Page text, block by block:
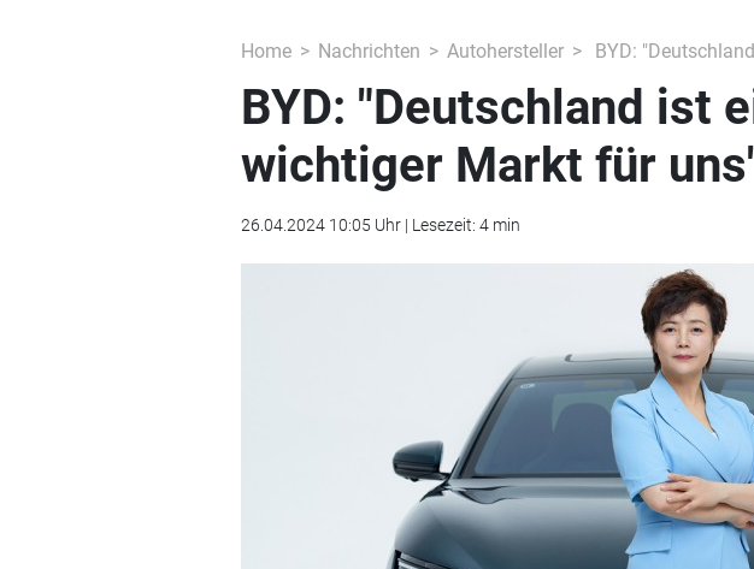
Home Nachrichten Autohersteller BYD:
BYD: "Deutschland ist
wichtiger Markt für
26.04.2024 10:05 Uhr | Lesezeit: 4 min